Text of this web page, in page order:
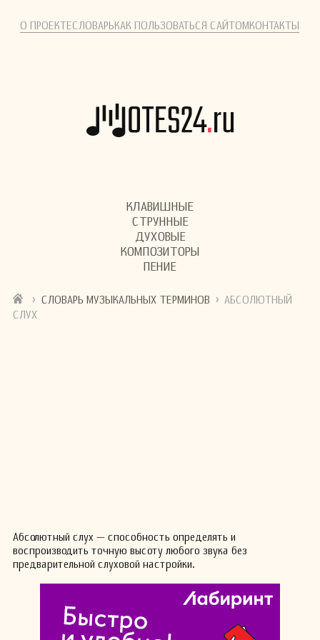
О ПРОЕКТЕСЛОВАРЬКАК ПОЛЬЗОВАТЬСЯ САЙТОМКОНТАКТЫ
КЛАВИШНЫЕ
СТРУННЫЕ
ДУХОВЫЕ
КОМПОЗИТОРЫ
ПЕНИЕ
› СЛОВАРЬ МУЗЫКАЛЬНЫХ ТЕРМИНОВ › АБСОЛЮТНЫЙ
СЛУХ
Абсолютный слух — способность определять и
воспроизводить точную высоту любого звука без
предварительной слуховой настройки.